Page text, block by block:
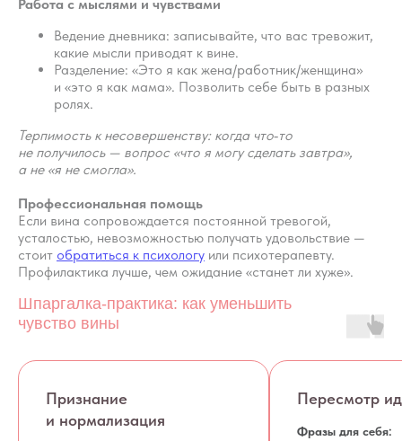
Работа с мыслями и чувствами
Ведение дневника: записывайте, что вас тревожит,
какие мысли приводят к вине.
Разделение: «Это я как жена/работник/женщина»
и «это я как мама». Позволить себе быть в разных
ролях.
Терпимость к несовершенству: когда что‑то
не получилось — вопрос «что я могу сделать завтра»,
а не «я не смогла».
Профессиональная помощь
Если вина сопровождается постоянной тревогой,
усталостью, невозможностью получать удовольствие —
стоит обратиться к психологу или психотерапевту.
Профилактика лучше, чем ожидание «станет ли хуже».
Шпаргалка‑практика: как уменьшить
чувство вины
Признание
и нормализация
Пересмотр
Фразы для себя:
Психологическая
помощь
Когда нужна психологическая
поддержка,
понимание, опора и забота.
Без тревоги и чувства вины, без
стеснения и страхов
разоблачения, без нудных
диалогов и длинных раскопок
истории жизни